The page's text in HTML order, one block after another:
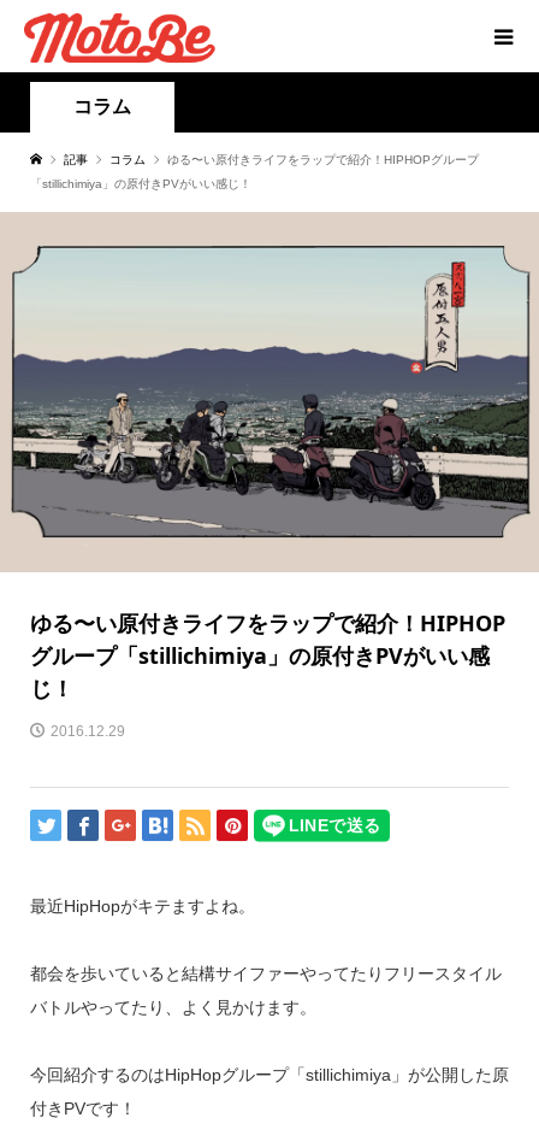
コラム
記事 コラム
ゆる〜い原付きライフをラップで紹介！HIPHOPグループ
「stillichimiya」の原付きPVがいい感じ！
ゆる〜い原付きライフをラップで紹介！HIPHOP
グループ「stillichimiya」の原付きPVがいい感
じ！
2016.12.29
最近HipHopがキテますよね。
都会を歩いていると結構サイファーやってたりフリースタイル
バトルやってたり、よく見かけます。
今回紹介するのはHipHopグループ「stillichimiya」が公開した原
付きPVです！